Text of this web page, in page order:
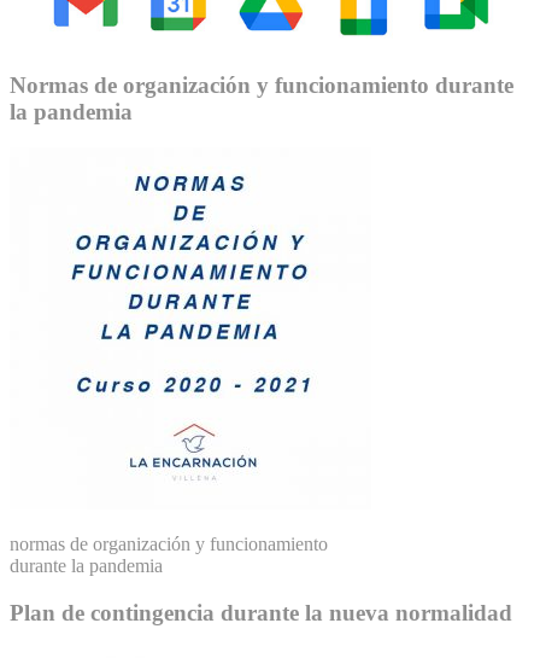
Normas de organización y funcionamiento durante
la pandemia
normas de organización y funcionamiento
durante la pandemia
Plan de contingencia durante la nueva normalidad